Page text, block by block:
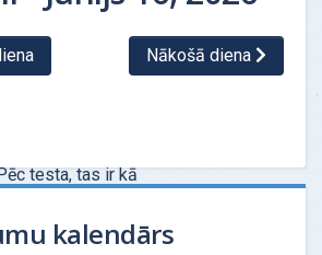
- "Personības tests"
testa, tas ir kā
Nākošā diena
kalendārs